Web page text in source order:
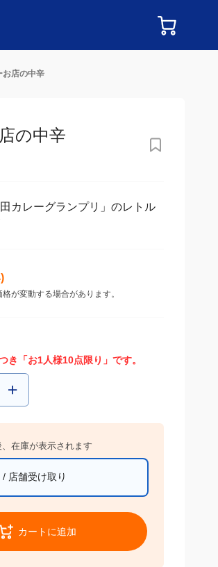
店の中辛
の中辛
カレーグランプリ」のレトル
)
が変動する場合があります。
き「お1人様10点限り」です。
在庫が表示されます
店舗受け取り
カートに追加